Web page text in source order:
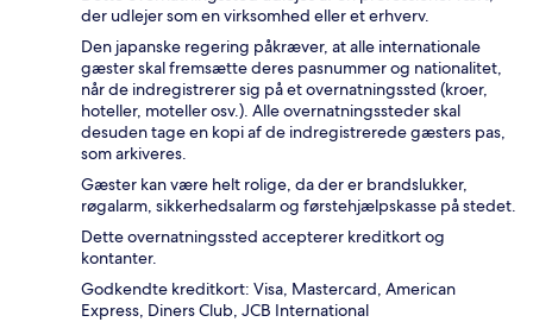
der udlejer som en virksomhed eller et erhverv.
Den japanske regering påkræver, at alle internationale
gæster skal fremsætte deres pasnummer og nationalitet,
når de indregistrerer sig på et overnatningssted (kroer,
hoteller, moteller osv.). Alle overnatningssteder skal
desuden tage en kopi af de indregistrerede gæsters pas,
som arkiveres.
Gæster kan være helt rolige, da der er brandslukker,
røgalarm, sikkerhedsalarm og førstehjælpskasse på stedet.
Dette overnatningssted accepterer kreditkort og
kontanter.
Godkendte kreditkort: Visa, Mastercard, American
Express, Diners Club, JCB International